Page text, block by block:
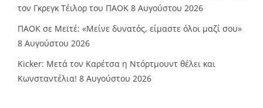
τον Γκρεγκ Τέιλορ του ΠΑΟΚ 8 Αυγούστου 2026
ΠΑΟΚ σε Μεϊτέ: «Μείνε δυνατός, είμαστε όλοι μαζί σου»
8 Αυγούστου 2026
Kicker: Μετά τον Καρέτσα η Ντόρτμουντ θέλει και
Κωνσταντέλια! 8 Αυγούστου 2026